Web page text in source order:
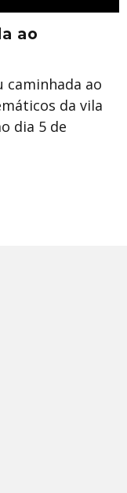
ao
caminhada ao
da vila
dia 5 de